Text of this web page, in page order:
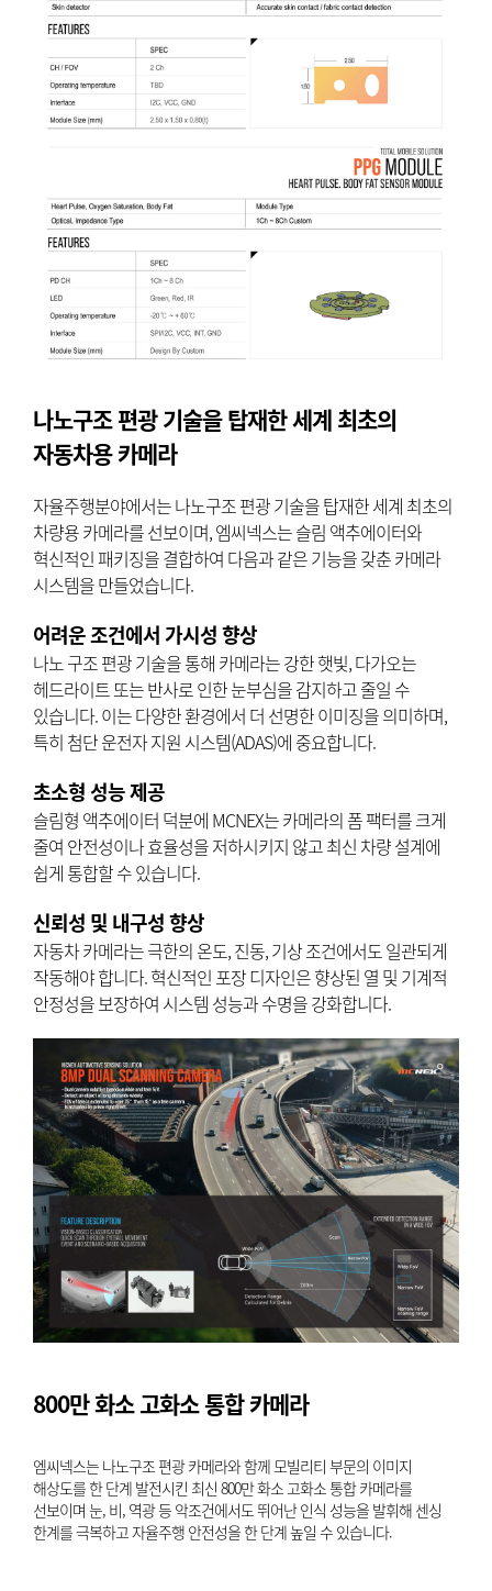
나노구조 편광 기술을 탑재한 세계 최초의
자동차용 카메라
자율주행분야에서는 나노구조 편광 기술을 탑재한 세계 최초의
차량용 카메라를 선보이며, 엠씨넥스는 슬림 액추에이터와
혁신적인 패키징을 결합하여 다음과 같은 기능을 갖춘 카메라
시스템을 만들었습니다.
어려운 조건에서 가시성 향상
나노 구조 편광 기술을 통해 카메라는 강한 햇빛, 다가오는
헤드라이트 또는 반사로 인한 눈부심을 감지하고 줄일 수
있습니다. 이는 다양한 환경에서 더 선명한 이미징을 의미하며,
특히 첨단 운전자 지원 시스템(ADAS)에 중요합니다.
초소형 성능 제공
슬림형 액추에이터 덕분에 MCNEX는 카메라의 폼 팩터를 크게
줄여 안전성이나 효율성을 저하시키지 않고 최신 차량 설계에
쉽게 통합할 수 있습니다.
신뢰성 및 내구성 향상
자동차 카메라는 극한의 온도, 진동, 기상 조건에서도 일관되게
작동해야 합니다. 혁신적인 포장 디자인은 향상된 열 및 기계적
안정성을 보장하여 시스템 성능과 수명을 강화합니다.
800만 화소 고화소 통합 카메라
엠씨넥스는 나노구조 편광 카메라와 함께 모빌리티 부문의 이미지
해상도를 한 단계 발전시킨 최신 800만 화소 고화소 통합 카메라를
선보이며 눈, 비, 역광 등 악조건에서도 뛰어난 인식 성능을 발휘해 센싱
한계를 극복하고 자율주행 안전성을 한 단계 높일 수 있습니다.